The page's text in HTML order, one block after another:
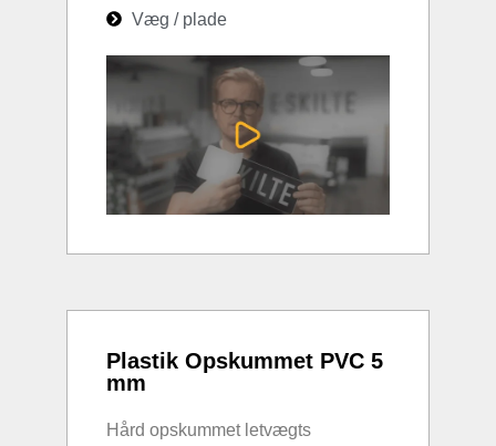
Væg / plade
Plastik Opskummet PVC 5
mm
Hård opskummet letvægts